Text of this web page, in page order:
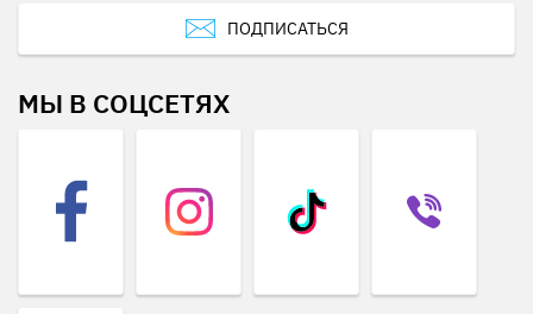
ПОДПИСАТЬСЯ
МЫ В СОЦСЕТЯХ